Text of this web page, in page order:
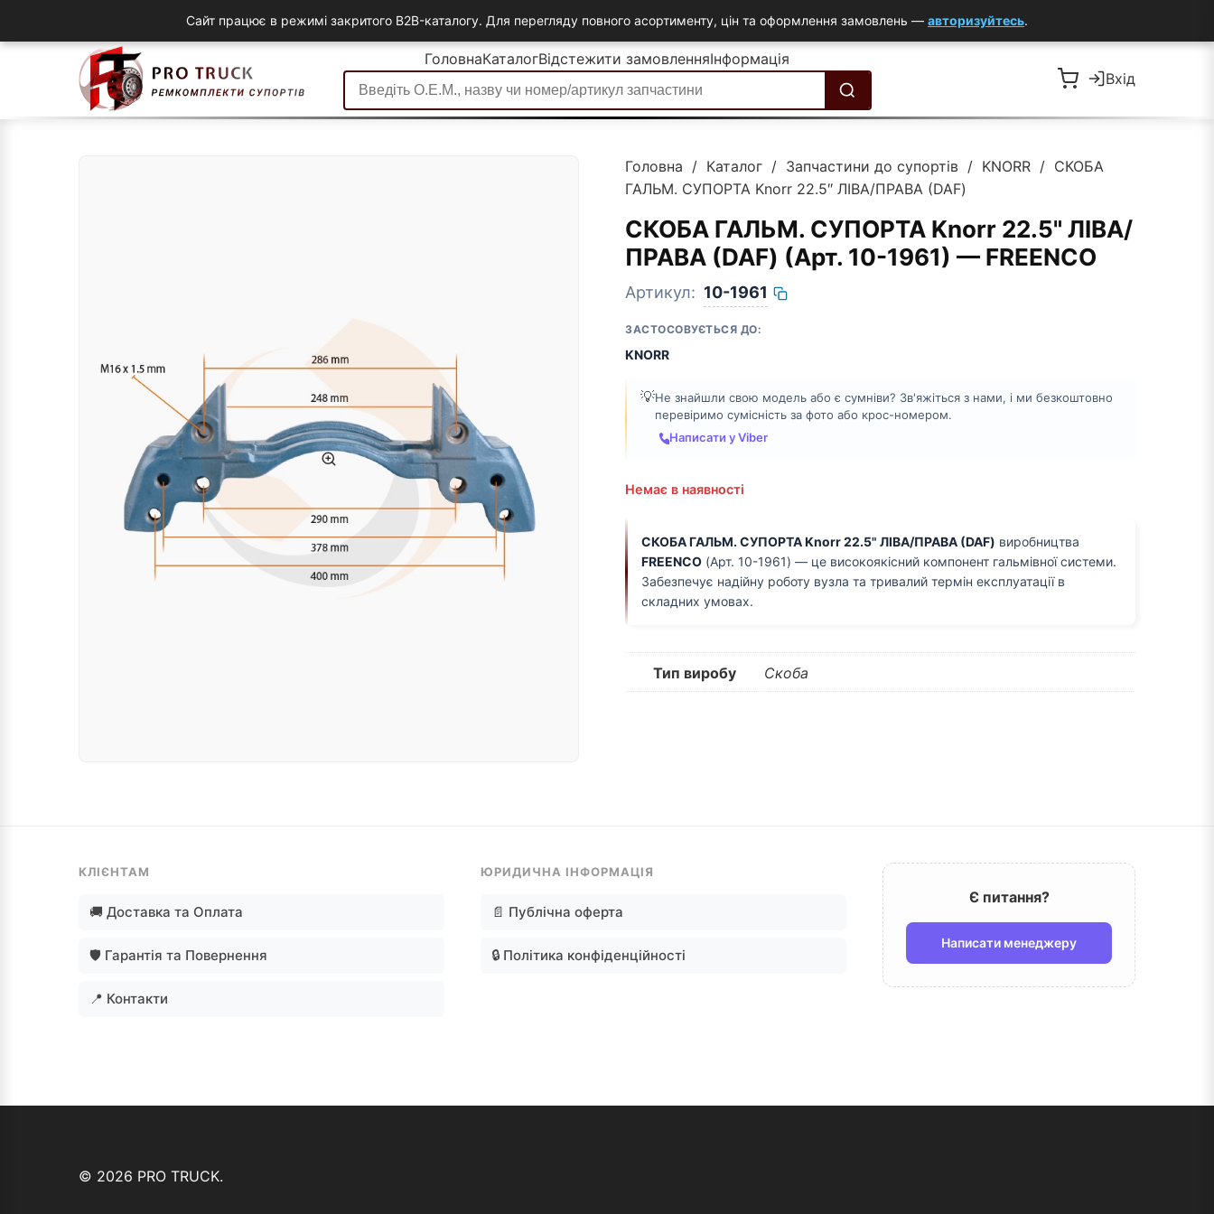
ГоловнаКаталогВідстежити замовленняІнформація
Вхід
Головна / Каталог / Запчастини до супортів / KNORR / СКОБА
ГАЛЬМ. СУПОРТА Knorr 22.5″ ЛІВА/ПРАВА (DAF)
СКОБА ГАЛЬМ. СУПОРТА Knorr 22.5" ЛІВА/
ПРАВА (DAF) (Арт. 10-1961) — FREENCO
Артикул: 10-1961
ЗАСТОСОВУЄТЬСЯ ДО:
KNORR
💡Не знайшли свою модель або є сумніви? Зв'яжіться з нами, і ми безкоштовно
перевіримо сумісність за фото або крос-номером.
Написати у Viber
Немає в наявності
СКОБА ГАЛЬМ. СУПОРТА Knorr 22.5" ЛІВА/ПРАВА (DAF) виробництва
FREENCO (Арт. 10-1961) — це високоякісний компонент гальмівної системи.
Забезпечує надійну роботу вузла та тривалий термін експлуатації в
складних умовах.
Тип виробу Скоба
КЛІЄНТАМ
🚚 Доставка та Оплата
🛡️ Гарантія та Повернення
📍 Контакти
ЮРИДИЧНА ІНФОРМАЦІЯ
📄 Публічна оферта
🔒 Політика конфіденційності
Є питання?
Написати менеджеру
© 2026 PRO TRUCK.
Сайт працює в режимі закритого B2B-каталогу. Для перегляду повного асортименту, цін та оформлення замовлень — авторизуйтесь.